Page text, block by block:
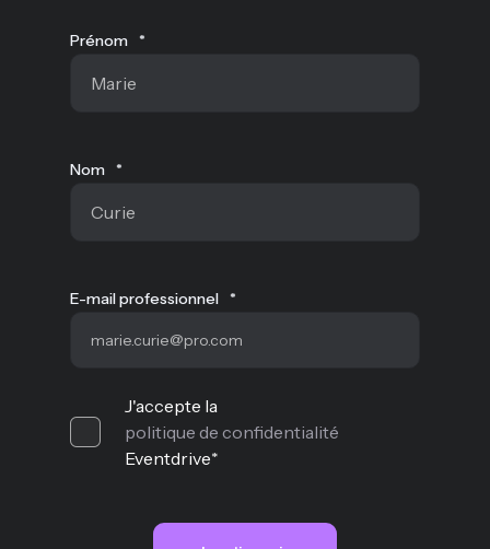
Prénom *
Nom *
E-mail professionnel *
J'accepte la
politique de confidentialité
Eventdrive*